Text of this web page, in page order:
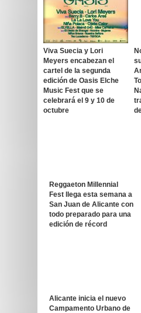
Viva Suecia y Lori
Meyers encabezan el
cartel de la segunda
edición de Oasis Elche
Music Fest que se
celebrará el 9 y 10 de
octubre
Reggaeton Millennial
Fest llega esta semana a
San Juan de Alicante con
todo preparado para una
edición de récord
Alicante inicia el nuevo
Campamento Urbano de